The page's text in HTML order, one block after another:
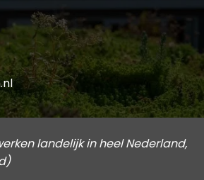
landelijk in heel Nederland,